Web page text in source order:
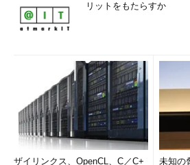
リットをもたらすか
ザイリンクス、OpenCL、C／C+
未知の